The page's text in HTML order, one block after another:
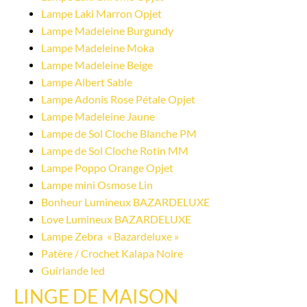
Lampe Laki Marron Opjet
Lampe Madeleine Burgundy
Lampe Madeleine Moka
Lampe Madeleine Beige
Lampe Albert Sable
Lampe Adonis Rose Pétale Opjet
Lampe Madeleine Jaune
Lampe de Sol Cloche Blanche PM
Lampe de Sol Cloche Rotin MM
Lampe Poppo Orange Opjet
Lampe mini Osmose Lin
Bonheur Lumineux BAZARDELUXE
Love Lumineux BAZARDELUXE
Lampe Zebra  « Bazardeluxe »
Patère / Crochet Kalapa Noire
Guirlande led
LINGE DE MAISON